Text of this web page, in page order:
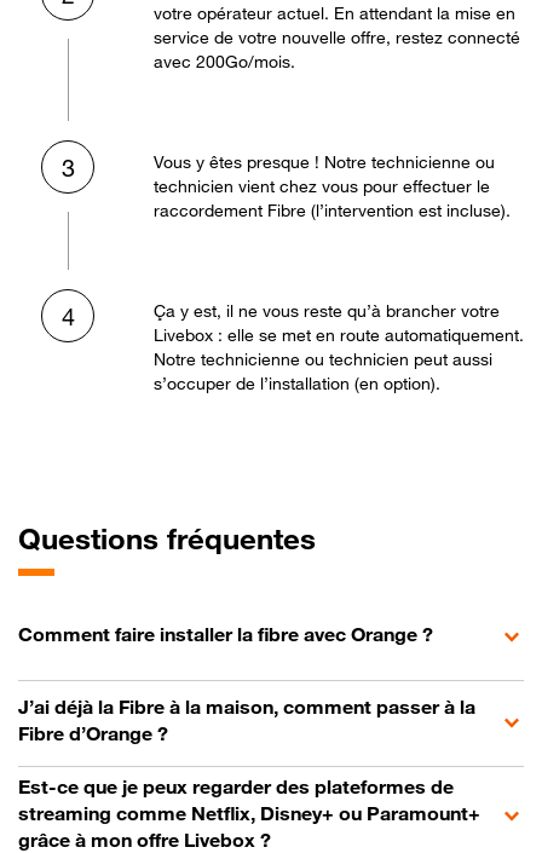
votre opérateur actuel. En attendant la mise en
service de votre nouvelle offre, restez connecté
avec 200Go/mois.
3
Vous y êtes presque ! Notre technicienne ou
technicien vient chez vous pour effectuer le
raccordement Fibre (l’intervention est incluse).
4
Ça y est, il ne vous reste qu’à brancher votre
Livebox : elle se met en route automatiquement.
Notre technicienne ou technicien peut aussi
s’occuper de l’installation (en option).
Questions fréquentes
Comment faire installer la fibre avec Orange ?
J’ai déjà la Fibre à la maison, comment passer à la
Fibre d’Orange ?
Est-ce que je peux regarder des plateformes de
streaming comme Netflix, Disney+ ou Paramount+
grâce à mon offre Livebox ?